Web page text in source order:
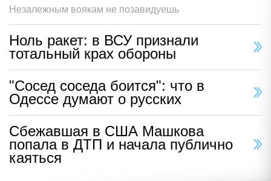
Незалежным воякам не позавидуешь
Ноль ракет: в ВСУ признали
тотальный крах обороны
"Сосед соседа боится": что в
Одессе думают о русских
Сбежавшая в США Машкова
попала в ДТП и начала публично
каяться